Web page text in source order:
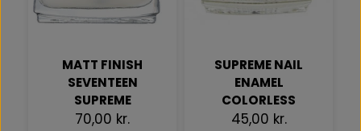
MATT FINISH
SEVENTEEN
SUPREME
70,00 kr.
SUPREME NAIL
ENAMEL
COLORLESS
45,00 kr.